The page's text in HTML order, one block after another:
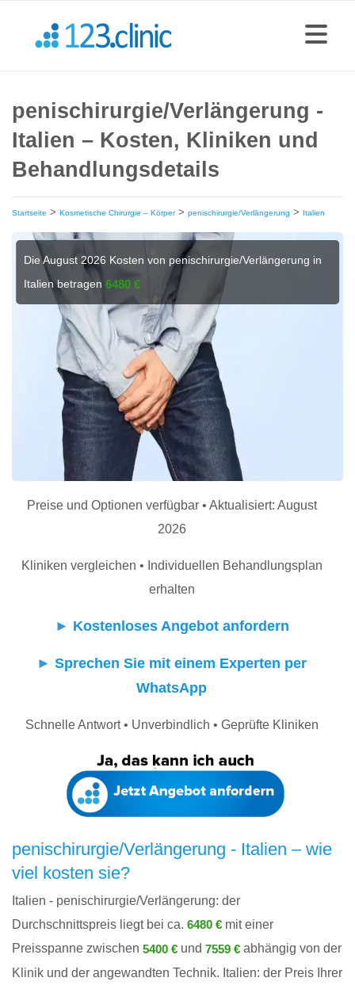
penischirurgie/Verlängerung -
Italien – Kosten, Kliniken und
Behandlungsdetails
Startseite > Kosmetische Chirurgie – Körper> penischirurgie/Verlängerung > Italien
Die August 2026 Kosten von penischirurgie/Verlängerung in
Italien betragen6480 €
Preise und Optionen verfügbar • Aktualisiert: August
2026
Kliniken vergleichen • Individuellen Behandlungsplan
erhalten
► Kostenloses Angebot anfordern
► Sprechen Sie mit einem Experten per
WhatsApp
Schnelle Antwort • Unverbindlich • Geprüfte Kliniken
penischirurgie/Verlängerung - Italien – wie
viel kosten sie?
Italien - penischirurgie/Verlängerung: der
Durchschnittspreis liegt bei ca. 6480 € mit einer
Preisspanne zwischen 5400 € und 7559 € abhängig von der
Klinik und der angewandten Technik. Italien: der Preis Ihrer